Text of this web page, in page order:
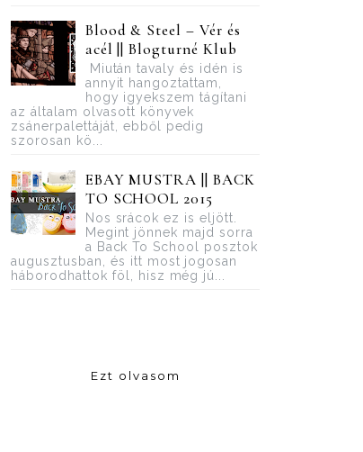
Blood ​& Steel – Vér és
acél || Blogturné Klub
Miután tavaly és idén is
annyit hangoztattam,
hogy igyekszem tágítani
az általam olvasott könyvek
zsánerpalettáját, ebből pedig
szorosan kö...
EBAY MUSTRA || BACK
TO SCHOOL 2015
Nos srácok ez is eljött.
Megint jönnek majd sorra
a Back To School posztok
augusztusban, és itt most jogosan
háborodhattok föl, hisz még jú...
Ezt olvasom